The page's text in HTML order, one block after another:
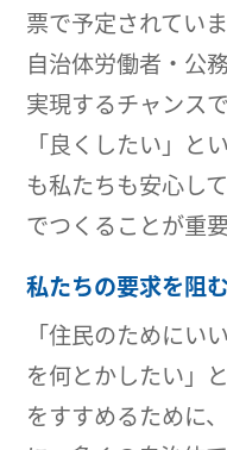
票で予定されてい
自治体労働者・公
実現するチャンス
「良くしたい」と
も私たちも安心し
でつくることが重要
私たちの要求を阻
「住民のためにい
を何とかしたい」
をすすめるために